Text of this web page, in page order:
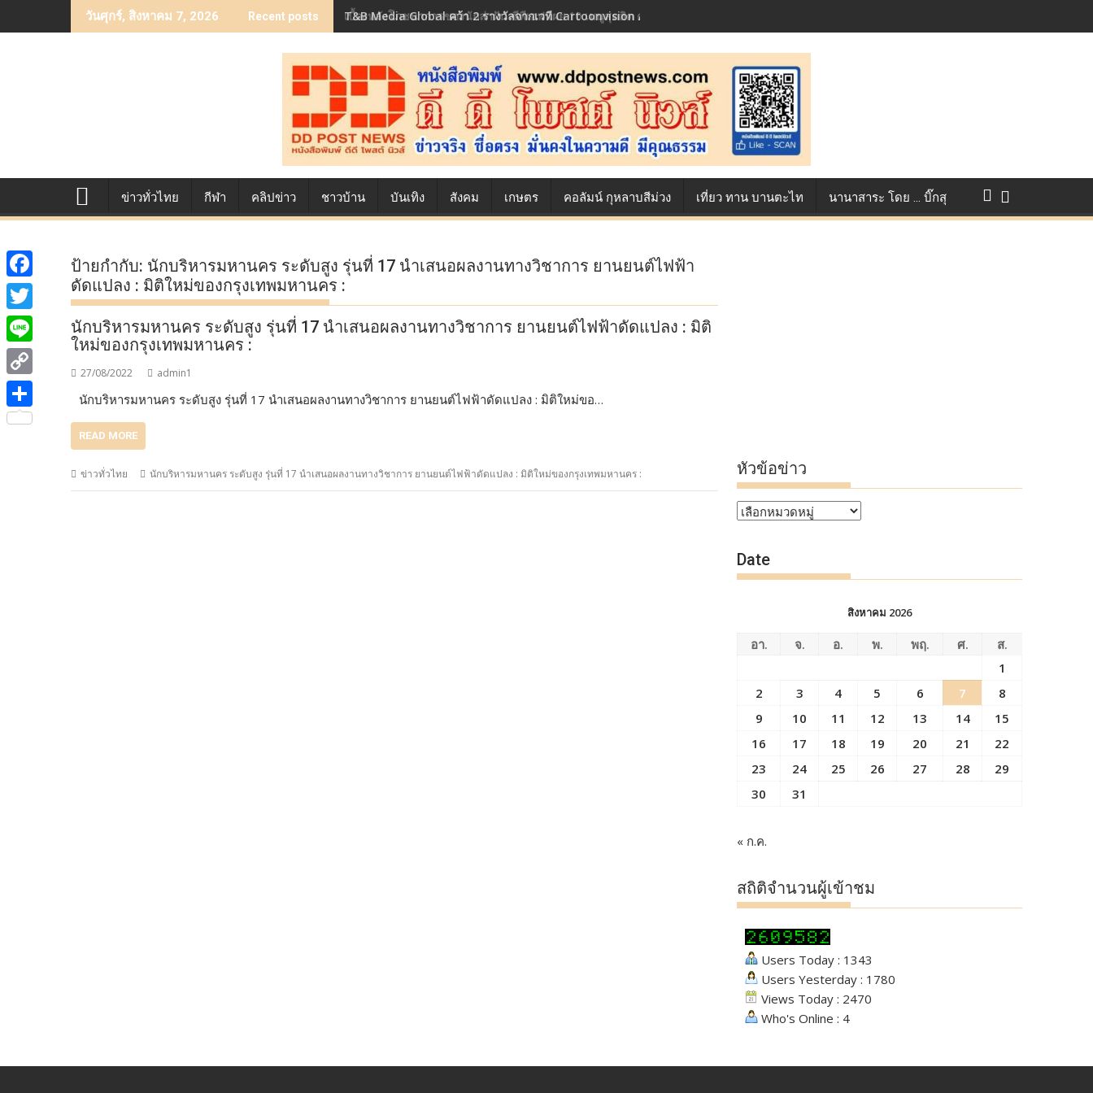
to
วันศุกร์, สิงหาคม 7, 2026 Recent posts เบื้องหลังโภชนาการของนักล่าฝัน ซีพีเอฟ เผย 10 เมนูสุดฮิต ตลอดเส้นทางการแข่งขัน True AF 2026 :
ข่าวทั่วไทย กีฬา คลิปข่าว ชาวบ้าน บันเทิง สังคม เกษตร คอลัมน์ กุหลาบสีม่วง เที่ยว ทาน บานตะไท นานาสาระ โดย … บิ๊กสุ
ป้ายกำกับ: นักบริหารมหานคร ระดับสูง รุ่นที่ 17 นำเสนอผลงานทางวิชาการ ยานยนต์ไฟฟ้า
ดัดแปลง : มิติใหม่ของกรุงเทพมหานคร :
นักบริหารมหานคร ระดับสูง รุ่นที่ 17 นำเสนอผลงานทางวิชาการ ยานยนต์ไฟฟ้าดัดแปลง : มิติ
ใหม่ของกรุงเทพมหานคร :
27/08/2022 admin1
นักบริหารมหานคร ระดับสูง รุ่นที่ 17 นำเสนอผลงานทางวิชาการ ยานยนต์ไฟฟ้าดัดแปลง : มิติใหม่ขอ…
READ MORE
ข่าวทั่วไทย นักบริหารมหานคร ระดับสูง รุ่นที่ 17 นำเสนอผลงานทางวิชาการ ยานยนต์ไฟฟ้าดัดแปลง : มิติใหม่ของกรุงเทพมหานคร : หัวข้อข่าว
หัวข้อ
Date
สิงหาคม 2026
อา. จ. อ. พ. พฤ. ศ.
ส.
1
2
3 4 5 6 7
8
9
10 11 12 13 14
15
16
17 18 19 20 21
22
23
24 25 26 27 28
29
30
31
« ก.ค.
สถิติจำนวนผู้เข้าชม
Users Today : 1343
Users Yesterday : 1780
Views Today : 2470
Who's Online : 4
F
a
c
e
b
o
T
w
i
t
t
L
i
n
C
o
S